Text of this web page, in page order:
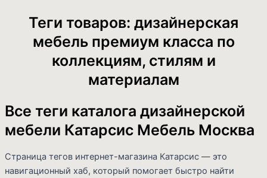
Теги товаров: дизайнерская
мебель премиум класса по
коллекциям, стилям и
материалам
Все теги каталога дизайнерской
мебели Катарсис Мебель Москва
Страница тегов интернет-магазина Катарсис — это
навигационный хаб, который помогает быстро найти